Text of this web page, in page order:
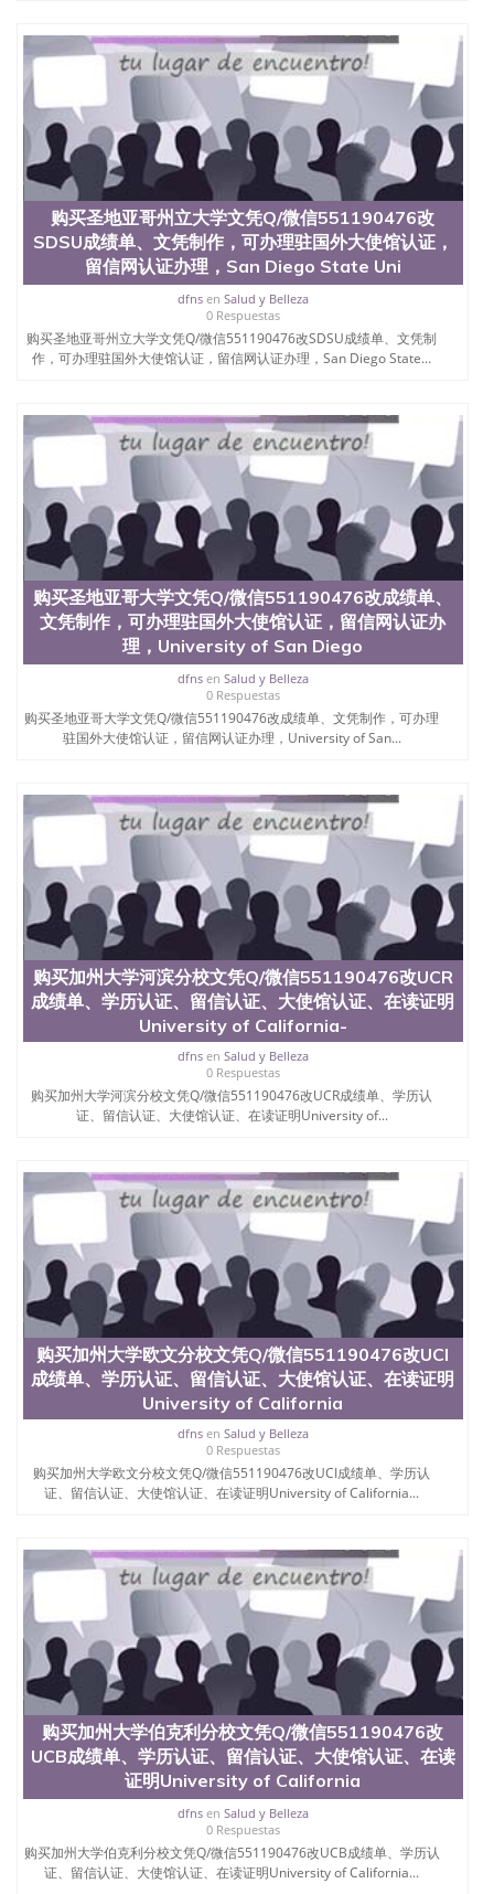
University）圣何塞州立大学（San Jose State
University）圣何塞州立大学（San Jose State
University）圣何塞州立大学学位证（San Jose State
University）圣何塞州立大学学位证（San Jose State
University）圣何塞州立大学结业证（San Jose State
University）圣何塞州立大学结业证（San Jose State
University）圣何塞州立大学结业证（San Jose State
University）圣何塞州立大学学位证（San Jose State
University）圣何塞州立大学学位证（San Jose State
University）圣何塞州立大学学历证书（San Jose
State University）圣何塞州立大学学历证书（San
Jose State University）圣何塞州立大学学历证书
（San Jose State University）澳洲读书未毕业找人做
文凭学位qq微信551190476澳洲读CQU中央昆士兰大
学学历 绩单购买学位证书/澳洲读本科硕士做文凭/购
买澳洲大学毕业证成绩单假文凭学历
offieUniversityofSouthernQueensland 澳洲读书未毕
士做文凭/购买澳洲大学毕业证成绩单假文凭学历办
理//文凭//Q/微信551190476制作UCSD成绩单、学历
认证、在读证明University of California San Diego
购买圣地亚哥州立大学文凭Q/微信551190476改
SDSU成绩单、文凭制作，可办理驻国外大使馆认证，
留信网认证办理，San Diego State Uni
dfnsen Salud y Belleza
0 Respuestas
购买圣地亚哥州立大学文凭Q/微信551190476改SDSU成绩单、文凭制
作，可办理驻国外大使馆认证，留信网认证办理，San Diego State...
购买圣地亚哥大学文凭Q/微信551190476改成绩单、
文凭制作，可办理驻国外大使馆认证，留信网认证办
理，University of San Diego
dfnsen Salud y Belleza
0 Respuestas
购买圣地亚哥大学文凭Q/微信551190476改成绩单、文凭制作，可办理
驻国外大使馆认证，留信网认证办理，University of San...
购买加州大学河滨分校文凭Q/微信551190476改UCR
成绩单、学历认证、留信认证、大使馆认证、在读证明
University of California-
dfnsen Salud y Belleza
0 Respuestas
购买加州大学河滨分校文凭Q/微信551190476改UCR成绩单、学历认
证、留信认证、大使馆认证、在读证明University of...
购买加州大学欧文分校文凭Q/微信551190476改UCI
成绩单、学历认证、留信认证、大使馆认证、在读证明
University of California
dfnsen Salud y Belleza
0 Respuestas
购买加州大学欧文分校文凭Q/微信551190476改UCI成绩单、学历认
证、留信认证、大使馆认证、在读证明University of California...
购买加州大学伯克利分校文凭Q/微信551190476改
UCB成绩单、学历认证、留信认证、大使馆认证、在读
证明University of California
dfnsen Salud y Belleza
0 Respuestas
购买加州大学伯克利分校文凭Q/微信551190476改UCB成绩单、学历认
证、留信认证、大使馆认证、在读证明University of California...